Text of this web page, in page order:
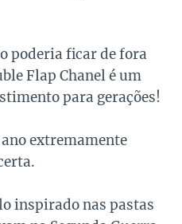
poderia ficar de fora
Flap Chanel é um
para gerações!
ano extremamente
inspirado nas pastas